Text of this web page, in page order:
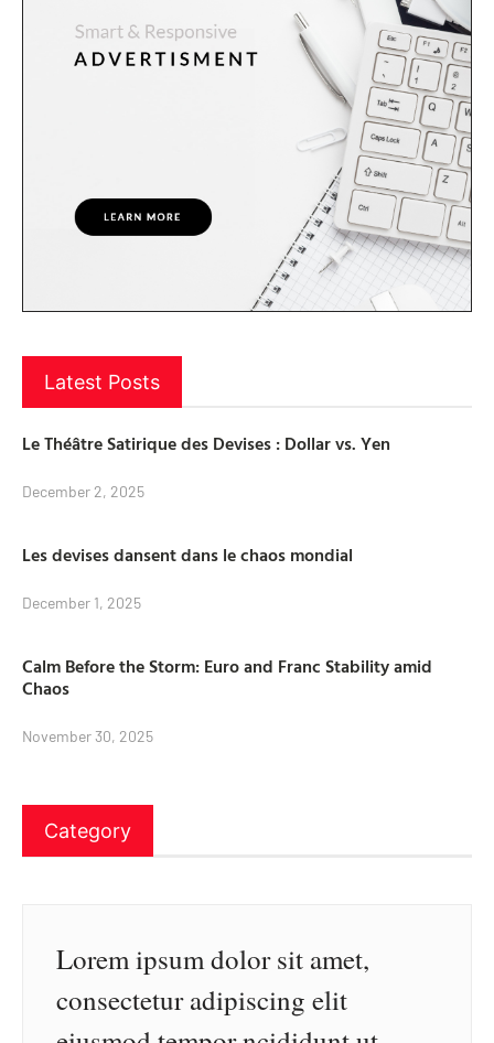
Latest Posts
Le Théâtre Satirique des Devises : Dollar vs. Yen
December 2, 2025
Les devises dansent dans le chaos mondial
December 1, 2025
Calm Before the Storm: Euro and Franc Stability amid
Chaos
November 30, 2025
Category
Lorem ipsum dolor sit amet,
consectetur adipiscing elit